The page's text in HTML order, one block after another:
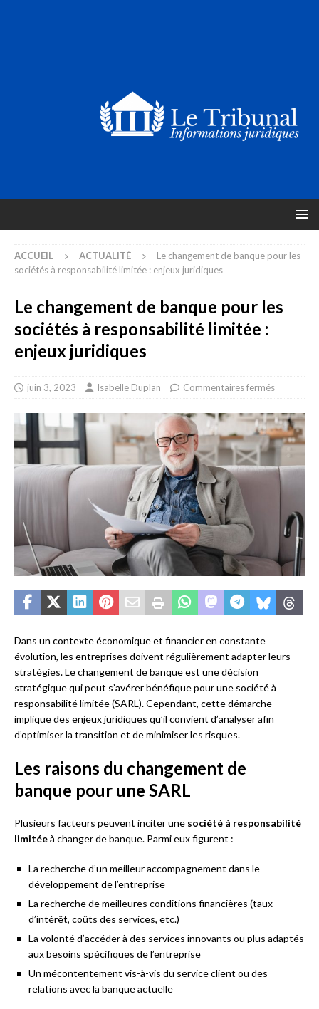
ACCUEIL ACTUALITÉ
Le changement de banque pour les
sociétés à responsabilité limitée : enjeux juridiques
Le changement de banque pour les
sociétés à responsabilité limitée :
enjeux juridiques
juin 3, 2023 Isabelle Duplan Commentaires fermés
Dans un contexte économique et financier en constante
évolution, les entreprises doivent régulièrement adapter leurs
stratégies. Le changement de banque est une décision
stratégique qui peut s’avérer bénéfique pour une société à
responsabilité limitée (SARL). Cependant, cette démarche
implique des enjeux juridiques qu’il convient d’analyser afin
d’optimiser la transition et de minimiser les risques.
Les raisons du changement de
banque pour une SARL
Plusieurs facteurs peuvent inciter une société à responsabilité
limitéeà changer de banque. Parmi eux figurent :
La recherche d’un meilleur accompagnement dans le
développement de l’entreprise
La recherche de meilleures conditions financières (taux
d’intérêt, coûts des services, etc.)
La volonté d’accéder à des services innovants ou plus adaptés
aux besoins spécifiques de l’entreprise
Un mécontentement vis-à-vis du service client ou des
relations avec la banque actuelle